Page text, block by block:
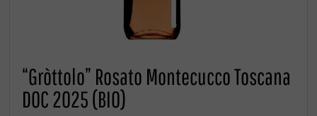
“Gròttolo” Rosato Montecucco Toscana
DOC 2025 (BIO)